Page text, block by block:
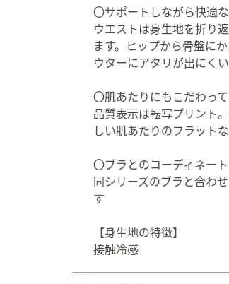
〇サポートしながら快適
ウエストは身生地を折り
ます。ヒップから骨盤に
ウターにアタリが出にく
〇肌あたりにもこだわって
品質表示は転写プリント
しい肌あたりのフラット
〇ブラとのコーディネー
同シリーズのブラと合わ
す
【身生地の特徴】
接触冷感